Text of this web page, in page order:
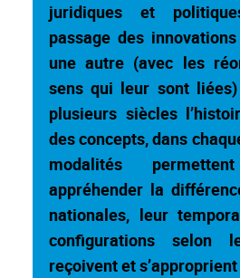
juridiques et
passage des
une autre (avec les
sens qui leur sont
plusieurs siècles
des concepts, dans
modalités
appréhender la
nationales, leur
configurations selon
reçoivent et